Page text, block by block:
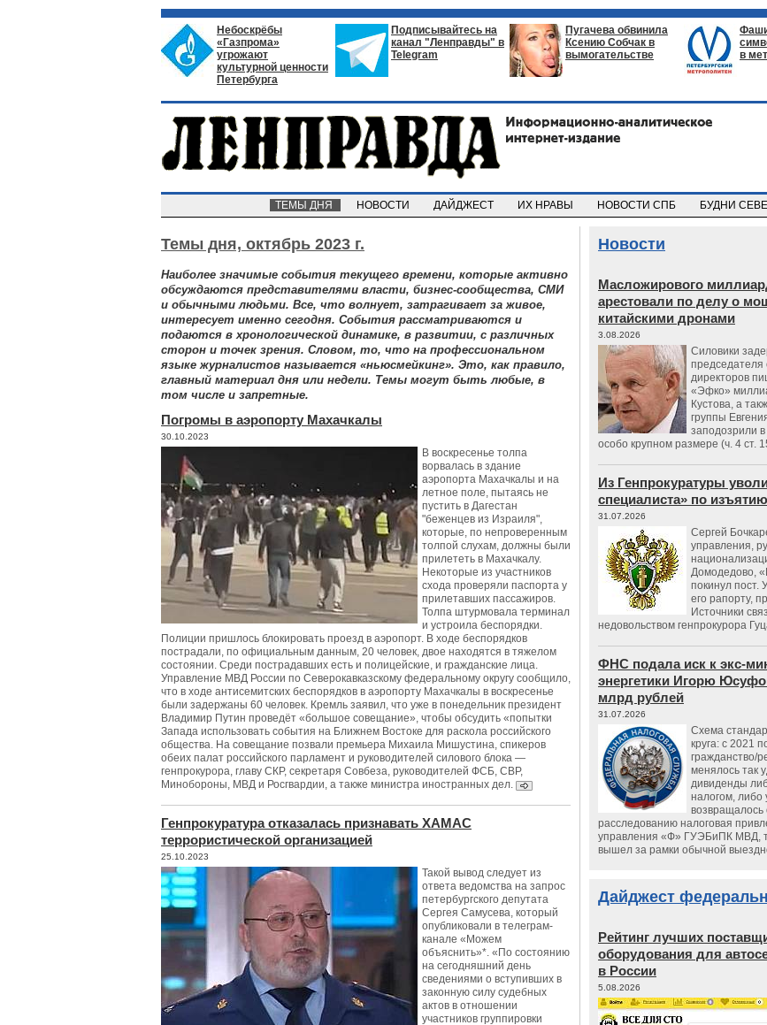
Небоскрёбы
«Газпрома»
угрожают
культурной ценности
Петербурга
Подписывайтесь на
канал "Ленправды" в
Telegram
Пугачева обвинила
Ксению Собчак в
вымогательстве
в
ТЕМЫ ДНЯ НОВОСТИ ДАЙДЖЕСТ ИХ НРАВЫ НОВОСТИ СПБ БУДНИ
Темы дня, октябрь 2023 г.
Наиболее значимые события текущего времени, которые активно
обсуждаются представителями власти, бизнес-сообщества, СМИ
и обычными людьми. Все, что волнует, затрагивает за живое,
интересует именно сегодня. События рассматриваются и
подаются в хронологической динамике, в развитии, с различных
сторон и точек зрения. Словом, то, что на профессиональном
языке журналистов называется «ньюсмейкинг». Это, как правило,
главный материал дня или недели. Темы могут быть любые, в
том числе и запретные.
Погромы в аэропорту Махачкалы
30.10.2023
В воскресенье толпа
ворвалась в здание
аэропорта Махачкалы и на
летное поле, пытаясь не
пустить в Дагестан
"беженцев из Израиля",
которые, по непроверенным
толпой слухам, должны были
прилететь в Махачкалу.
Некоторые из участников
схода проверяли паспорта у
прилетавших пассажиров.
Толпа штурмовала терминал
и устроила беспорядки.
Полиции пришлось блокировать проезд в аэропорт. В ходе беспорядков
пострадали, по официальным данным, 20 человек, двое находятся в тяжелом
состоянии. Среди пострадавших есть и полицейские, и гражданские лица.
Управление МВД России по Северокавказскому федеральному округу сообщило,
что в ходе антисемитских беспорядков в аэропорту Махачкалы в воскресенье
были задержаны 60 человек. Кремль заявил, что уже в понедельник президент
Владимир Путин проведёт «большое совещание», чтобы обсудить «попытки
Запада использовать события на Ближнем Востоке для раскола российского
общества. На совещание позвали премьера Михаила Мишустина, спикеров
обеих палат российского парламент и руководителей силового блока —
генпрокурора, главу СКР, секретаря Совбеза, руководителей ФСБ, СВР,
Минобороны, МВД и Росгвардии, а также министра иностранных дел.
Генпрокуратура отказалась признавать ХАМАС
террористической организацией
25.10.2023
Такой вывод следует из
ответа ведомства на запрос
петербургского депутата
Сергея Самусева, который
опубликовали в телеграм-
канале «Можем
объяснить»*. «По состоянию
на сегодняшний день
сведениями о вступивших в
законную силу судебных
актов в отношении
участников группировки
Новости
Масложирового
арестовали по делу о
китайскими дронами
3.08.2026
Силовики
председателя
директоров
«Эфко»
Кустова, а
группы
заподозрили
особо крупном размере (ч. 4 ст.
Из Генпрокуратуры
специалиста» по
31.07.2026
Сергей
управления,
Домодедово,
покинул пост.
его рапорту,
Источники
недовольством генпрокурора
ФНС подала иск к экс-
энергетики Игорю
млрд рублей
31.07.2026
Схема
круга: с 2021
гражданство/
менялось так
дивиденды
налогом, либо
возвращалось
расследованию налоговая
управления «Ф» ГУЭБиПК МВД,
вышел за рамки обычной
Дайджест
Рейтинг лучших
оборудования для
в России
5.08.2026